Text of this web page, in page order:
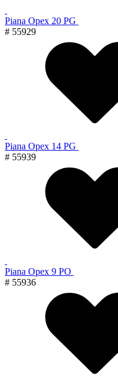
Piana Орех 20 PG
# 55929
Piana Орех 14 PG
# 55939
Piana Орех 9 PO
# 55936